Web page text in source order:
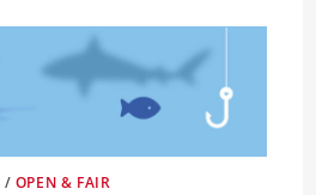
/ OPEN & FAIR